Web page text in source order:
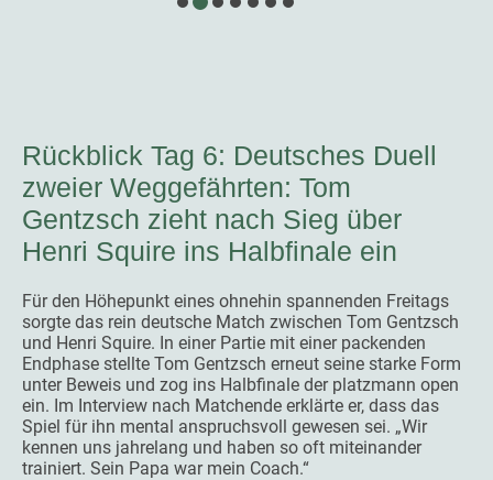
Rückblick Tag 6: Deutsches Duell
zweier Weggefährten: Tom
Gentzsch zieht nach Sieg über
Henri Squire ins Halbfinale ein
Für den Höhepunkt eines ohnehin spannenden Freitags
sorgte das rein deutsche Match zwischen Tom Gentzsch
und Henri Squire. In einer Partie mit einer packenden
Endphase stellte Tom Gentzsch erneut seine starke Form
unter Beweis und zog ins Halbfinale der platzmann open
ein. Im Interview nach Matchende erklärte er, dass das
Spiel für ihn mental anspruchsvoll gewesen sei. „Wir
kennen uns jahrelang und haben so oft miteinander
trainiert. Sein Papa war mein Coach.“